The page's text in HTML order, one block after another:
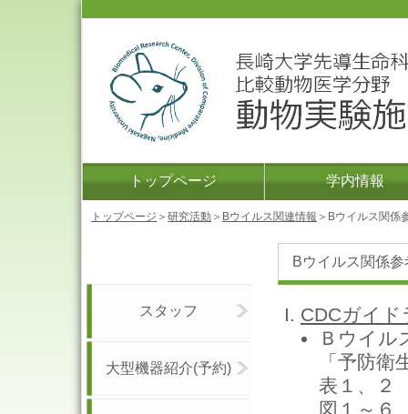
トップページ 学内情報
トップページ ＞ 研究活動 ＞ Bウイルス関連情報 ＞Bウイルス関係
Bウイルス関係
CDCガイド
Ｂウイル
「予防
表１、２
図１～６
スタッフ
大型機器紹介(予約)